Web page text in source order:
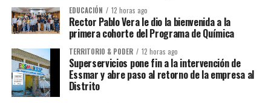
EDUCACIÓN 12 horas ago
Rector Pablo Vera le dio la bienvenida a la
primera cohorte del Programa de Química
TERRITORIO & PODER 12 horas ago
Superservicios pone fin a la intervención de
Essmar y abre paso al retorno de la empresa al
Distrito